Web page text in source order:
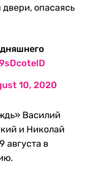
опасаясь
10, 2020
Василий
и Николай
августа в